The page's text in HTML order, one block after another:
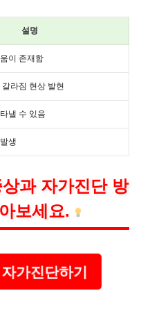
설명
이 존재함
라짐 현상 발현
낼 수 있음
생
과 자가진단 방
보세요.
가진단하기